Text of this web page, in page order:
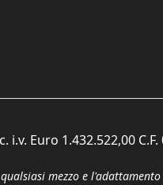
Euro 1.432.522,00 C.F.
mezzo e